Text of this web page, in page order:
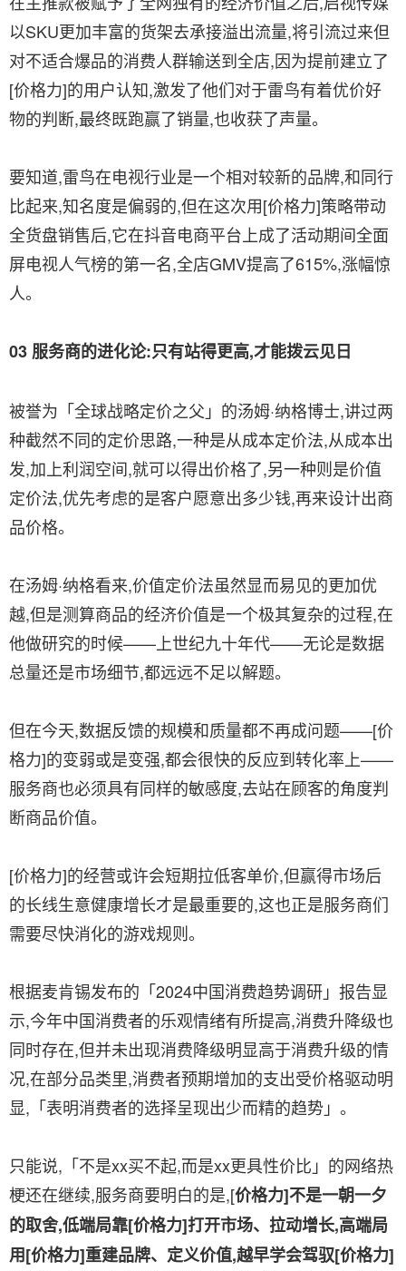
以SKU更加丰富的货架去承接溢出流量,将引流过来但
对不适合爆品的消费人群输送到全店,因为提前建立了
[价格力]的用户认知,激发了他们对于雷鸟有着优价好
物的判断,最终既跑赢了销量,也收获了声量。
要知道,雷鸟在电视行业是一个相对较新的品牌,和同行
比起来,知名度是偏弱的,但在这次用[价格力]策略带动
全货盘销售后,它在抖音电商平台上成了活动期间全面
屏电视人气榜的第一名,全店GMV提高了615%,涨幅惊
人。
03 服务商的进化论:只有站得更高,才能拨云见日
被誉为「全球战略定价之父」的汤姆·纳格博士,讲过两
种截然不同的定价思路,一种是从成本定价法,从成本出
发,加上利润空间,就可以得出价格了,另一种则是价值
定价法,优先考虑的是客户愿意出多少钱,再来设计出商
品价格。
在汤姆·纳格看来,价值定价法虽然显而易见的更加优
越,但是测算商品的经济价值是一个极其复杂的过程,在
他做研究的时候——上世纪九十年代——无论是数据
总量还是市场细节,都远远不足以解题。
但在今天,数据反馈的规模和质量都不再成问题——[价
格力]的变弱或是变强,都会很快的反应到转化率上——
服务商也必须具有同样的敏感度,去站在顾客的角度判
断商品价值。
[价格力]的经营或许会短期拉低客单价,但赢得市场后
的长线生意健康增长才是最重要的,这也正是服务商们
需要尽快消化的游戏规则。
根据麦肯锡发布的「2024中国消费趋势调研」报告显
示,今年中国消费者的乐观情绪有所提高,消费升降级也
同时存在,但并未出现消费降级明显高于消费升级的情
况,在部分品类里,消费者预期增加的支出受价格驱动明
显,「表明消费者的选择呈现出少而精的趋势」。
只能说,「不是xx买不起,而是xx更具性价比」的网络热
梗还在继续,服务商要明白的是,[价格力]不是一朝一夕
的取舍,低端局靠[价格力]打开市场、拉动增长,高端局
用[价格力]重建品牌、定义价值,越早学会驾驭[价格力]